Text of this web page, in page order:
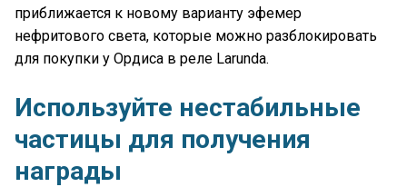
приближается к новому варианту эфемер
нефритового света, которые можно разблокировать
для покупки у Ордиса в реле Larunda.
Используйте нестабильные
частицы для получения
награды